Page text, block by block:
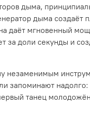
дыма,
дыма создаёт
даёт мгновенный
за доли секунды и
незаменимым
запоминают надолго:
танец